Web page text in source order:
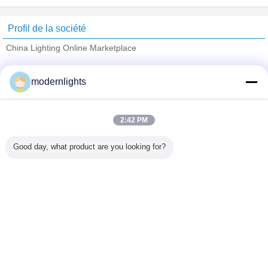
Profil de la société
China Lighting Online Marketplace
Fournisseurs vérifié
Trust Seal
Verified Suplier
Tous les produits
modernlights
2:42 PM
Good day, what product are you looking for?